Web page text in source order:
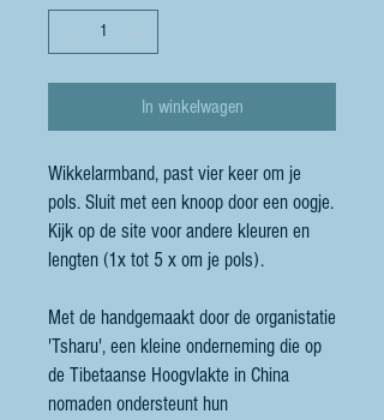
In winkelwagen
Wikkelarmband, past vier keer om je
pols. Sluit met een knoop door een oogje.
Kijk op de site voor andere kleuren en
lengten (1x tot 5 x om je pols).
Met de handgemaakt door de organistatie
'Tsharu', een kleine onderneming die op
de Tibetaanse Hoogvlakte in China
nomaden ondersteunt hun